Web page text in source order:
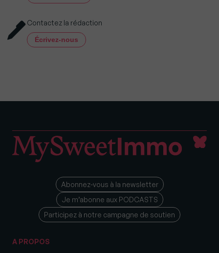
Contactez la rédaction
Écrivez-nous
Abonnez-vous à la newsletter
Je m’abonne aux PODCASTS
Participez à notre campagne de soutien
A PROPOS